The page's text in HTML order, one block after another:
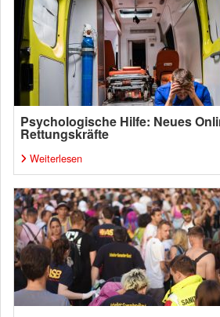
Psychologische Hilfe: Neues
Rettungskräfte
Weiterlesen